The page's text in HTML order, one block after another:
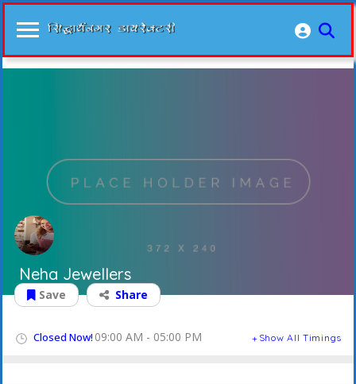
Neha Jewellers
Save Share
Closed Now! 09:00 AM - 05:00 PM Show All Timings